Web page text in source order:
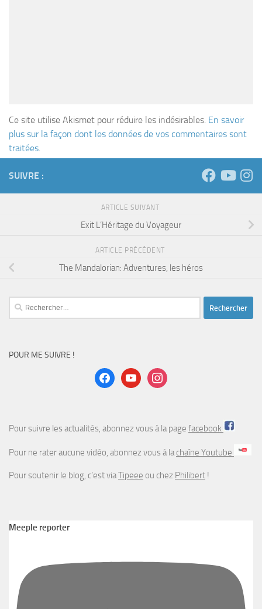
Ce site utilise Akismet pour réduire les indésirables. En savoir
plus sur la façon dont les données de vos commentaires sont
traitées.
SUIVRE :
ARTICLE SUIVANT
Exit L’Héritage du Voyageur
ARTICLE PRÉCÉDENT
The Mandalorian: Adventures, les héros
Rechercher :
POUR ME SUIVRE !
facebookyoutubeinstagram
Pour suivre les actualités, abonnez vous à la page facebook
Pour ne rater aucune vidéo, abonnez vous à lachaîne Youtube
Pour soutenir le blog, c’est viaTipeee ou chez Philibert !
Meeple reporter